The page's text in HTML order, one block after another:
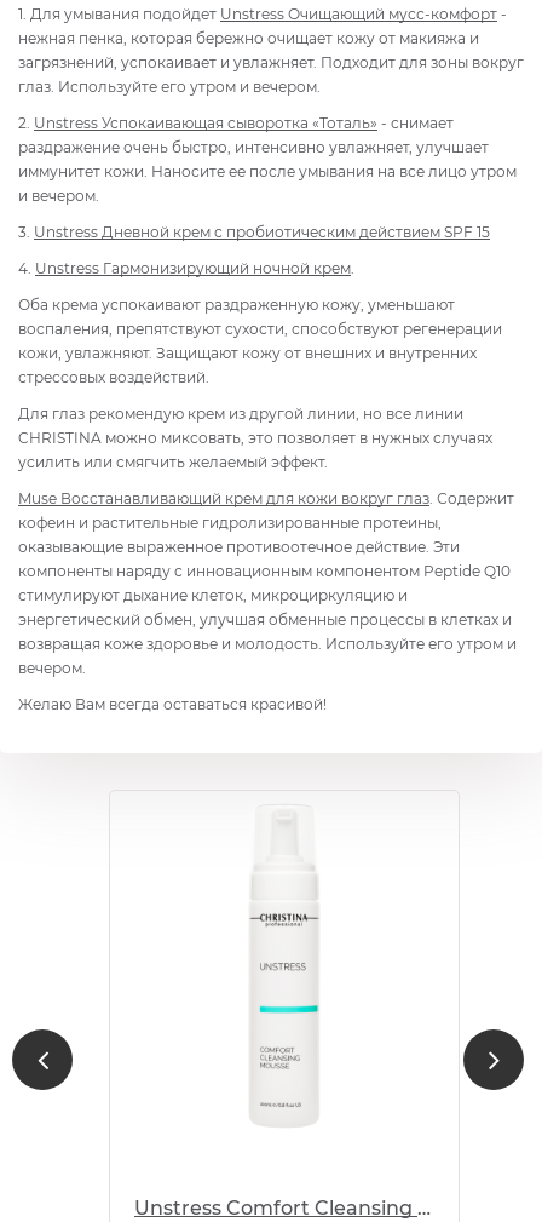
1. Для умывания подойдет Unstress Очищающий мусс-комфорт -
нежная пенка, которая бережно очищает кожу от макияжа и
загрязнений, успокаивает и увлажняет. Подходит для зоны вокруг
глаз. Используйте его утром и вечером.
2. Unstress Успокаивающая сыворотка «Тоталь» - снимает
раздражение очень быстро, интенсивно увлажняет, улучшает
иммунитет кожи. Наносите ее после умывания на все лицо утром
и вечером.
3. Unstress Дневной крем с пробиотическим действием SPF 15
4. Unstress Гармонизирующий ночной крем
Оба крема успокаивают раздраженную кожу, уменьшают
воспаления, препятствуют сухости, способствуют регенерации
кожи, увлажняют. Защищают кожу от внешних и внутренних
стрессовых воздействий.
Для глаз рекомендую крем из другой линии, но все линии
CHRISTINA можно миксовать, это позволяет в нужных случаях
усилить или смягчить желаемый эффект.
Muse Восстанавливающий крем для кожи вокруг глаз . Содержит
кофеин и растительные гидролизированные протеины,
оказывающие выраженное противоотечное действие. Эти
компоненты наряду с инновационным компонентом Peptide Q10
стимулируют дыхание клеток, микроциркуляцию и
энергетический обмен, улучшая обменные процессы в клетках и
возвращая коже здоровье и молодость. Используйте его утром и
вечером.
Желаю Вам всегда оставаться красивой!
Unstress Comfort Cleansing Mousse